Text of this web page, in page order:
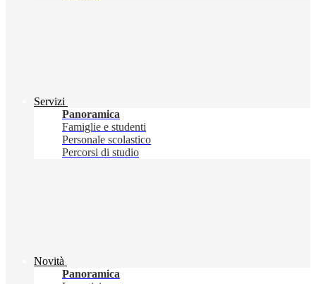
Servizi
Panoramica
Famiglie e studenti
Personale scolastico
Percorsi di studio
Novità
Panoramica